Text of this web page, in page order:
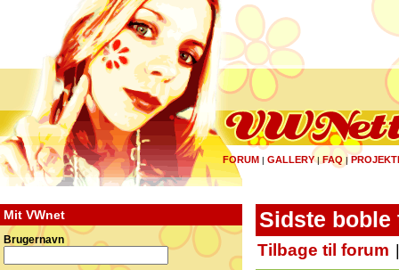
FORUM | GALLERY|FAQ |
Mit VWnet
Brugernavn
Sidste boble
Tilbage til forum